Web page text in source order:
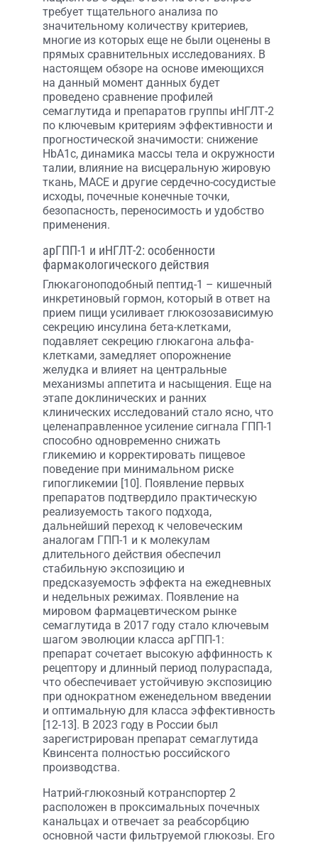
требует тщательного анализа по
значительному количеству критериев,
многие из которых еще не были оценены в
прямых сравнительных исследованиях. В
настоящем обзоре на основе имеющихся
на данный момент данных будет
проведено сравнение профилей
семаглутида и препаратов группы иНГЛТ-2
по ключевым критериям эффективности и
прогностической значимости: снижение
HbA1c, динамика массы тела и окружности
талии, влияние на висцеральную жировую
ткань, MACE и другие сердечно-сосудистые
исходы, почечные конечные точки,
безопасность, переносимость и удобство
применения.
арГПП-1 и иНГЛТ-2: особенности
фармакологического действия
Глюкагоноподобный пептид-1 – кишечный
инкретиновый гормон, который в ответ на
прием пищи усиливает глюкозозависимую
секрецию инсулина бета-клетками,
подавляет секрецию глюкагона альфа-
клетками, замедляет опорожнение
желудка и влияет на центральные
механизмы аппетита и насыщения. Еще на
этапе доклинических и ранних
клинических исследований стало ясно, что
целенаправленное усиление сигнала ГПП-1
способно одновременно снижать
гликемию и корректировать пищевое
поведение при минимальном риске
гипогликемии [10]. Появление первых
препаратов подтвердило практическую
реализуемость такого подхода,
дальнейший переход к человеческим
аналогам ГПП-1 и к молекулам
длительного действия обеспечил
стабильную экспозицию и
предсказуемость эффекта на ежедневных
и недельных режимах. Появление на
мировом фармацевтическом рынке
семаглутида в 2017 году стало ключевым
шагом эволюции класса арГПП-1:
препарат сочетает высокую аффинность к
рецептору и длинный период полураспада,
что обеспечивает устойчивую экспозицию
при однократном еженедельном введении
и оптимальную для класса эффективность
[12-13]. В 2023 году в России был
зарегистрирован препарат семаглутида
Квинсента полностью российского
производства.
Натрий-глюкозный котранспортер 2
расположен в проксимальных почечных
канальцах и отвечает за реабсорбцию
основной части фильтруемой глюкозы. Его